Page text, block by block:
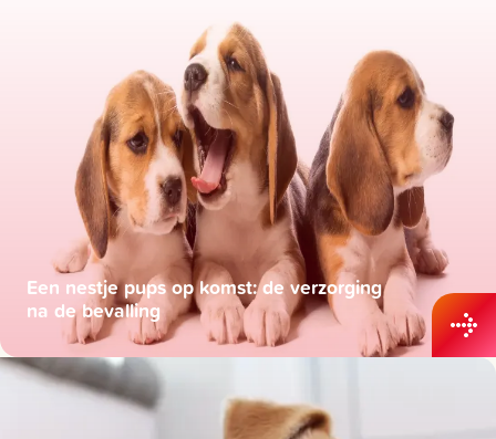
Een nestje pups op komst: de verzorging
na de bevalling